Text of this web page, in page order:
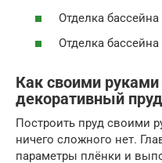
Отделка
Отделка
Как своими руками
декоративный
Построить пруд своими
ничего сложного нет.
параметры плёнки и